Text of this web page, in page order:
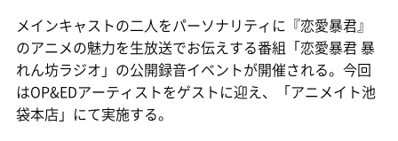
メインキャストの二人をパーソナリティに『恋愛暴君』
のアニメの魅力を生放送でお伝えする番組「恋愛暴君 暴
れん坊ラジオ」の公開録音イベントが開催される。今回
はOP&EDアーティストをゲストに迎え、「アニメイト池
袋本店」にて実施する。